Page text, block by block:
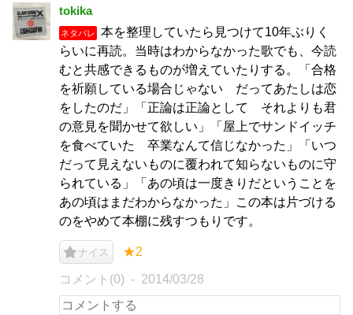
tokika
ネタバレ
本を整理していたら見つけて10年ぶりく
らいに再読。当時はわからなかった歌でも、今読
むと共感できるものが増えていたりする。「合格
を祈願している場合じゃない だってあたしは恋
をしたのだ」「正論は正論として それよりも君
の意見を聞かせて欲しい」「屋上でサンドイッチ
を食べていた 卒業なんて信じなかった」「いつ
だって見えないものに覆われて知らないものに守
られている」「あの頃は一度きりだということを
あの頃はまだわからなかった」この本は片づける
のをやめて本棚に残すつもりです。
ナイス ★2
コメント(0) 2014/03/28